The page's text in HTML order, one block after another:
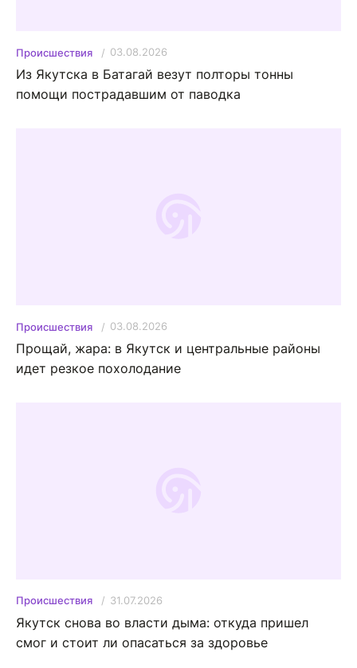
Происшествия 03.08.2026
Из Якутска в Батагай везут полторы тонны
помощи пострадавшим от паводка
Происшествия 03.08.2026
Прощай, жара: в Якутск и центральные районы
идет резкое похолодание
Происшествия 31.07.2026
Якутск снова во власти дыма: откуда пришел
смог и стоит ли опасаться за здоровье